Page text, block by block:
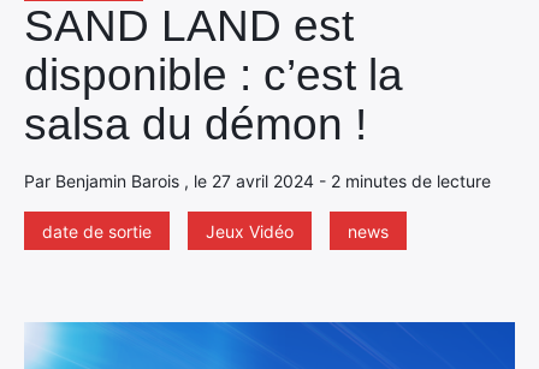
SAND LAND est
disponible : c’est la
salsa du démon !
Par Benjamin Barois , le 27 avril 2024 - 2 minutes de lecture
date de sortie Jeux Vidéo news